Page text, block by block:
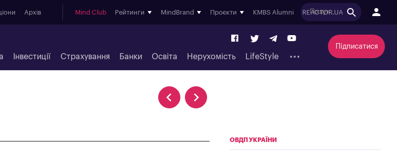
Архів Mind Club Рейтинги MindBrand Проєкти KMBS Alumni REACTOR.UA
Інвестиції Страхування Банки Освіта Нерухомість LifeStyle
Підписатися
ОВДП УКРАЇНИ